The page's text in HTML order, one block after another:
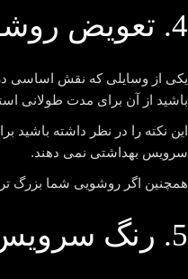
4. تعویض روشویی و کمد آن
یکی از وسایلی که نقش اساسی
باشید از آن برای مدت طولانی
این نکته را در نظر داشته باشید
سرویس بهداشتی نمی دهند.
همچنین اگر روشویی شما بزرگ
5. رنگ سرویس بهداشتی